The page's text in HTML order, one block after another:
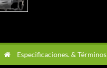
Especificaciones. & Términos